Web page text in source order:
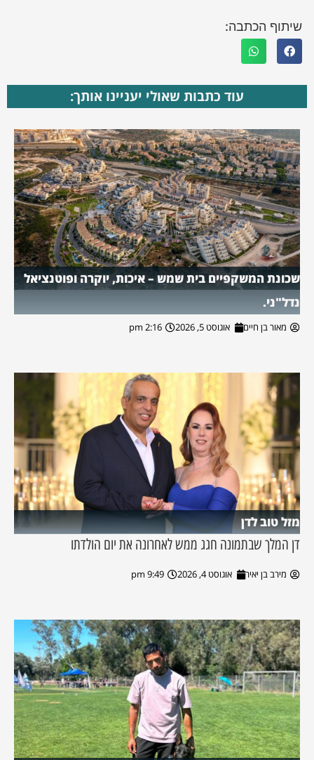
שיתוף הכתבה:
עוד כתבות שאולי יעניינו אותך:
שכונת המשקפיים בית שמש – איכות, יוקרה ופוטנציאל
נדל"ני.
מאור בן חיים אוגוסט 5, 2026 2:16 pm
מזל טוב לדן
דן המלך שבתמונה חגג ממש לאחרונה את יום הולדתו
מירב בן יאיר אוגוסט 4, 2026 9:49 pm